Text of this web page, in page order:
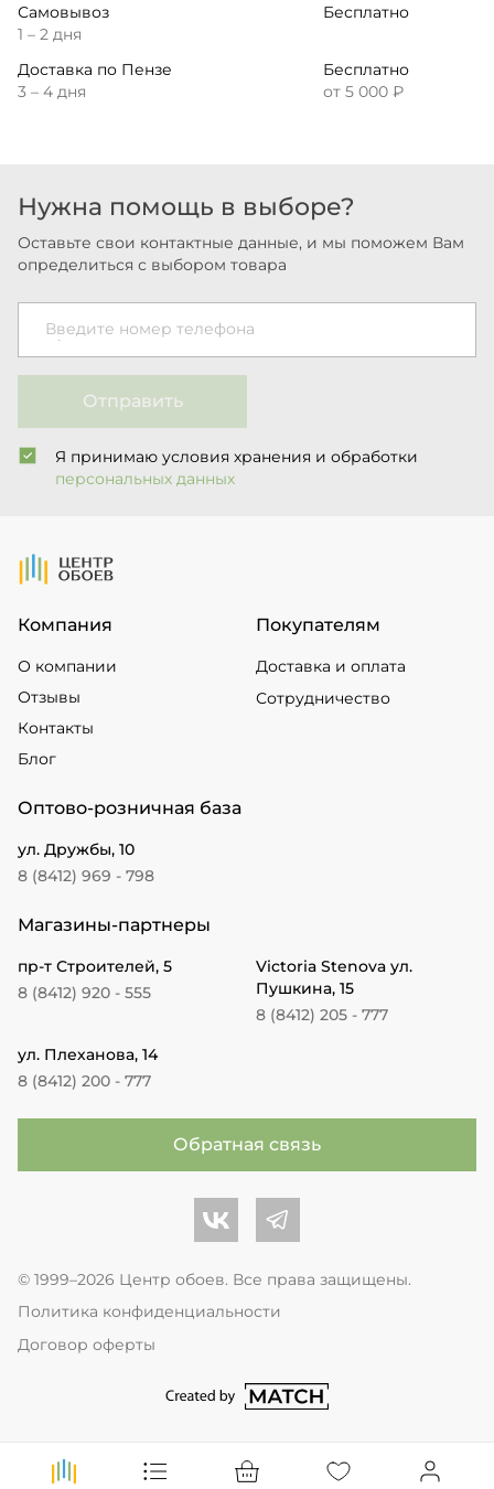
Самовывоз
1 – 2 дня
Бесплатно
Доставка по Пензе
3 – 4 дня
Бесплатно
от 5 000 ₽
Нужна помощь в выборе?
Оставьте свои контактные данные, и мы поможем Вам
определиться с выбором товара
Введите номер телефона
Отправить
Я принимаю условия хранения и обработки
персональных данных
На Главную
Компания
О компании
Отзывы
Контакты
Блог
Покупателям
Доставка и оплата
Сотрудничество
Оптово-розничная база
ул. Дружбы, 10
8 (8412) 969 - 798
Магазины-партнеры
пр-т Строителей, 5
8 (8412) 920 - 555
Victoria Stenova ул.
Пушкина, 15
8 (8412) 205 - 777
ул. Плеханова, 14
8 (8412) 200 - 777
Обратная связь
Центр обоев во Вконтакте
Центр обоев в Телеграме
© 1999–2026 Центр обоев. Все права защищены.
Политика конфиденциальности
Договор оферты
перейти на сайт студии Match